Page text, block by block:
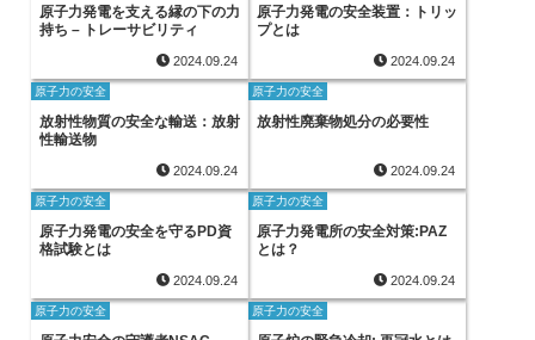
原子力発電を支える縁の下の力
持ち – トレーサビリティ
2024.09.24
原子力発電の安全装置：トリッ
プとは
2024.09.24
原子力の安全
放射性物質の安全な輸送：放射
性輸送物
2024.09.24
原子力の安全
放射性廃棄物処分の必要性
2024.09.24
原子力の安全
原子力発電の安全を守るPD資
格試験とは
2024.09.24
原子力の安全
原子力発電所の安全対策:PAZ
とは？
2024.09.24
原子力の安全 原子力の安全